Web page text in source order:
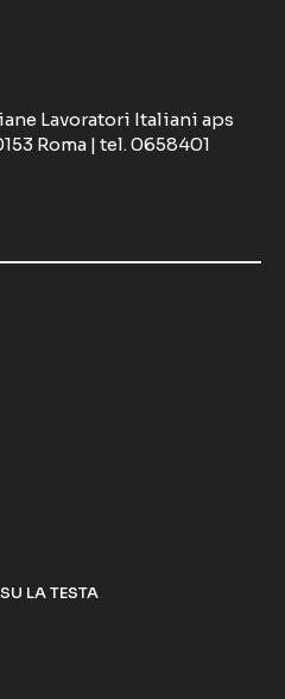
Lavoratori Italiani aps
Roma | tel. 0658401
LA TESTA